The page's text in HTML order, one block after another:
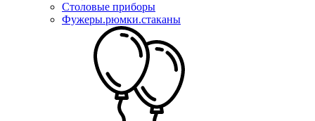
Столовые приборы
Фужеры.рюмки.стаканы